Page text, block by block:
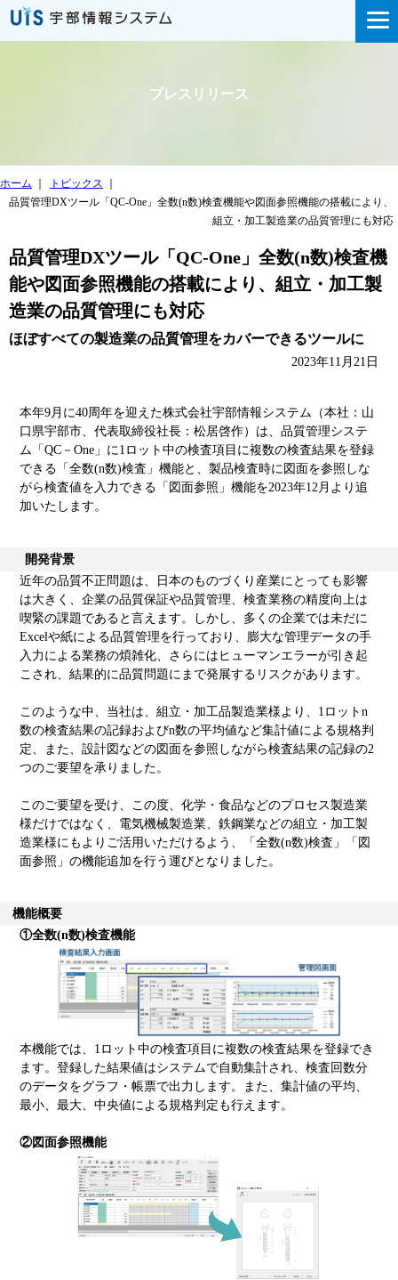
プレスリリース
ホーム トピックス
品質管理DXツール「QC-One」全数(n数)検査機能や図面参照機能の搭載により、
組立・加工製造業の品質管理にも対応
品質管理DXツール「QC-One」全数(n数)検査機
能や図面参照機能の搭載により、組立・加工製
造業の品質管理にも対応
ほぼすべての製造業の品質管理をカバーできるツールに
2023年11月21日
本年9月に40周年を迎えた株式会社宇部情報システム（本社：山
口県宇部市、代表取締役社長：松居啓作）は、品質管理システ
ム「QC－One」に1ロット中の検査項目に複数の検査結果を登録
できる「全数(n数)検査」機能と、製品検査時に図面を参照しな
がら検査値を入力できる「図面参照」機能を2023年12月より追
加いたします。
開発背景
近年の品質不正問題は、日本のものづくり産業にとっても影響
は大きく、企業の品質保証や品質管理、検査業務の精度向上は
喫緊の課題であると言えます。しかし、多くの企業では未だに
Excelや紙による品質管理を行っており、膨大な管理データの手
入力による業務の煩雑化、さらにはヒューマンエラーが引き起
こされ、結果的に品質問題にまで発展するリスクがあります。
このような中、当社は、組立・加工品製造業様より、1ロットn
数の検査結果の記録およびn数の平均値など集計値による規格判
定、また、設計図などの図面を参照しながら検査結果の記録の2
つのご要望を承りました。
このご要望を受け、この度、化学・食品などのプロセス製造業
様だけではなく、電気機械製造業、鉄鋼業などの組立・加工製
造業様にもよりご活用いただけるよう、「全数(n数)検査」「図
面参照」の機能追加を行う運びとなりました。
機能概要
①全数(n数)検査機能
本機能では、1ロット中の検査項目に複数の検査結果を登録でき
ます。登録した結果値はシステムで自動集計され、検査回数分
のデータをグラフ・帳票で出力します。また、集計値の平均、
最小、最大、中央値による規格判定も行えます。
②図面参照機能